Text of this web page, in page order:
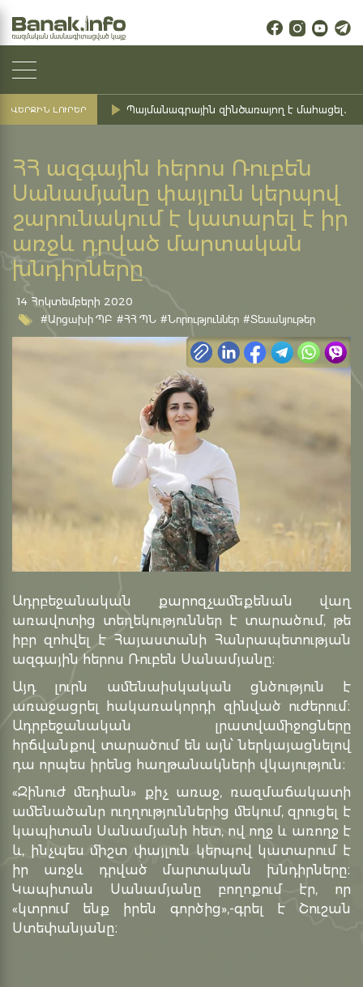
ՎԵՐՋԻՆ ԼՈՒՐԵՐ Պայմանագրային զինծառայող է մահացել․
ՀՀ ազգային հերոս Ռուբեն
Սանամյանը փայլուն կերպով
շարունակում է կատարել է իր
առջև դրված մարտական
խնդիրները
14 Հոկտեմբերի 2020
#Արցախի ՊԲ #ՀՀ ՊՆ #Նորություններ #Տեսանյութեր
Ադրբեջանական քարոզչամեքենան վաղ
առավոտից տեղեկություններ է տարածում, թե
իբր զոհվել է Հայաստանի Հանրապետության
ազգային հերոս Ռուբեն Սանամյանը։
Այդ լուրն ամենաիսկական ցնծություն է
առաջացրել հակառակորդի զինված ուժերում։
Ադրբեջանական լրատվամիջոցները
հրճվանքով տարածում են այն՝ ներկայացնելով
դա որպես իրենց հաղթանակների վկայություն։
«Զինուժ մեդիան» քիչ առաջ, ռազմաճակատի
ամենածանր ուղղություններից մեկում, զրուցել է
կապիտան Սանամյանի հետ, ով ողջ և առողջ է
և, ինչպես միշտ փայլուն կերպով կատարում է
իր առջև դրված մարտական խնդիրները։
Կապիտան Սանամյանը բողոքում էր, որ
«կտրում ենք իրեն գործից»,-գրել է Շուշան
Ստեփանյանը։